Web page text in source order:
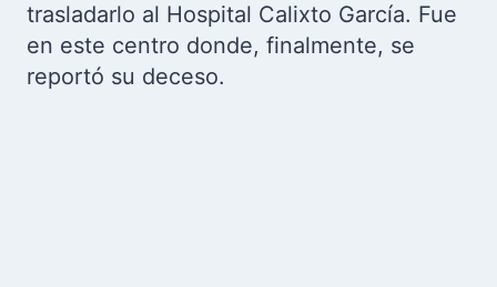
trasladarlo al Hospital Calixto García. Fue
en este centro donde, finalmente, se
reportó su deceso.